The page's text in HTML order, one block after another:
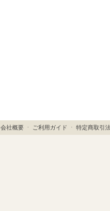
会社概要ㆍ ご利用ガイド ㆍ 特定商取引